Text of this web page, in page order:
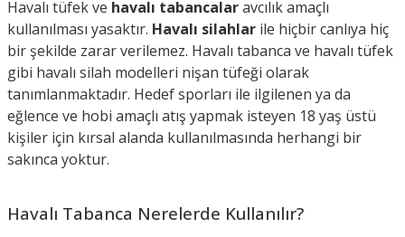
Havalı tüfek ve havalı tabancalaravcılık amaçlı
kullanılması yasaktır. Havalı silahlar ile hiçbir canlıya hiç
bir şekilde zarar verilemez. Havalı tabanca ve havalı tüfek
gibi havalı silah modelleri nişan tüfeği olarak
tanımlanmaktadır. Hedef sporları ile ilgilenen ya da
eğlence ve hobi amaçlı atış yapmak isteyen 18 yaş üstü
kişiler için kırsal alanda kullanılmasında herhangi bir
sakınca yoktur.
Havalı Tabanca Nerelerde Kullanılır?